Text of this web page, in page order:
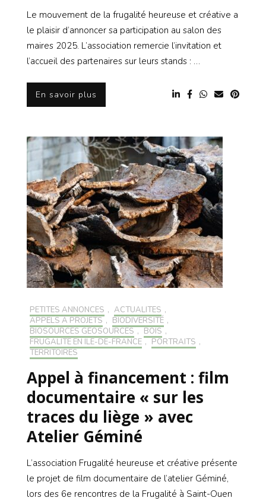
Le mouvement de la frugalité heureuse et créative a
le plaisir d’annoncer sa participation au salon des
maires 2025. L’association remercie l’invitation et
l’accueil des partenaires sur leurs stands : …
En savoir plus
PETITES ANNONCES , ACTUALITÉS ,
APPELS À PROJETS , BIODIVERSITÉ ,
BIOSOURCÉS GÉOSOURCÉS , BOIS ,
FRUGALITÉ EN ILE-DE-FRANCE , PORTRAITS ,
TERRITOIRES
Appel à financement : film
documentaire « sur les
traces du liège » avec
Atelier Géminé
L’association Frugalité heureuse et créative présente
le projet de film documentaire de l’atelier Géminé,
lors des 6e rencontres de la Frugalité à Saint-Ouen